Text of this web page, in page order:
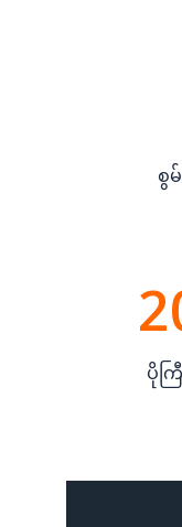
စွ
ပိုက